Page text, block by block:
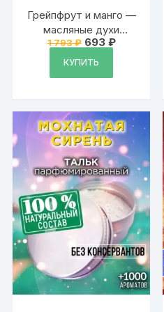
Грейпфрут и манго —
масляные духи
Аурасо, духи-масло,
арома масло, духи
женские, мужские,
1 793₽ Первоначальная
составляла
693 ₽Текущая
КУПИТЬ